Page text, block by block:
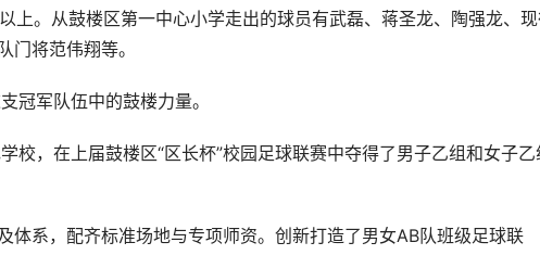
上。从鼓楼区第一中心小学走出的球员有武磊、蒋圣龙、陶强龙、
门将范伟翔等。
冠军队伍中的鼓楼力量。
校，在上届鼓楼区“区长杯”校园足球联赛中夺得了男子乙组和女子乙
体系，配齐标准场地与专项师资。创新打造了男女AB队班级足球联